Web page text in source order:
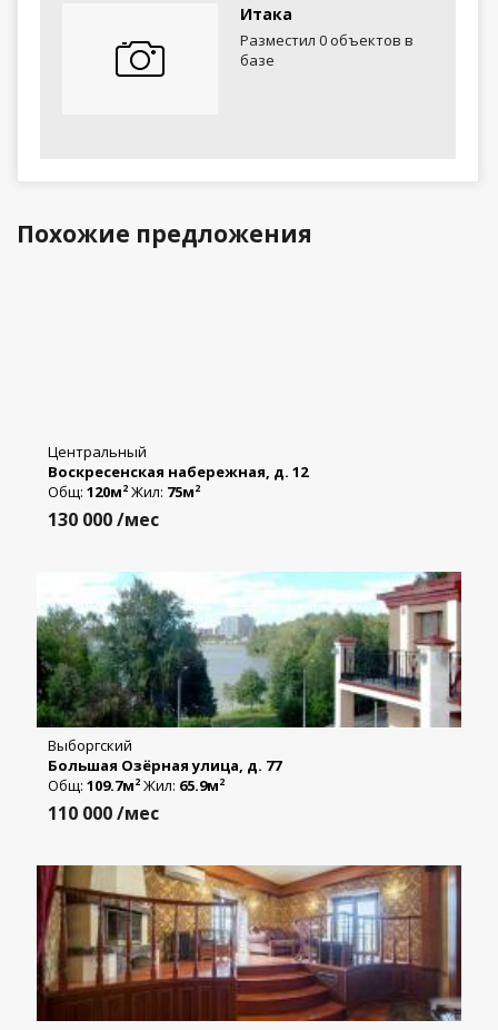
Итака
Разместил 0 объектов в
базе
Похожие предложения
Центральный
Воскресенская набережная, д. 12
Общ: 120м2 Жил: 75м2
130 000/мес
Выборгский
Большая Озёрная улица, д. 77
Общ: 109.7м2 Жил: 65.9м2
110 000/мес